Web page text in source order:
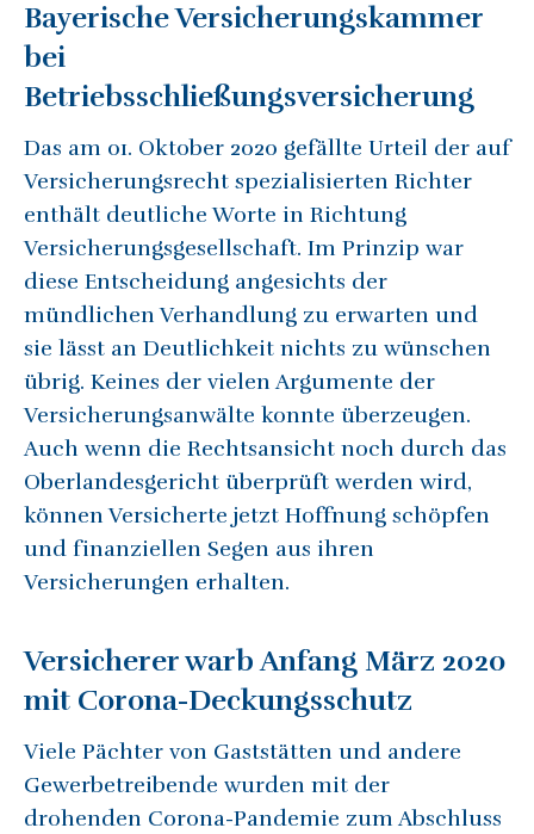
Bayerische Versicherungskammer
bei
Betriebsschließungsversicherung
Das am 01. Oktober 2020 gefällte Urteil der auf
Versicherungsrecht spezialisierten Richter
enthält deutliche Worte in Richtung
Versicherungsgesellschaft. Im Prinzip war
diese Entscheidung angesichts der
mündlichen Verhandlung zu erwarten und
sie lässt an Deutlichkeit nichts zu wünschen
übrig. Keines der vielen Argumente der
Versicherungsanwälte konnte überzeugen.
Auch wenn die Rechtsansicht noch durch das
Oberlandesgericht überprüft werden wird,
können Versicherte jetzt Hoffnung schöpfen
und finanziellen Segen aus ihren
Versicherungen erhalten.
Versicherer warb Anfang März 2020
mit Corona-Deckungsschutz
Viele Pächter von Gaststätten und andere
Gewerbetreibende wurden mit der
drohenden Corona-Pandemie zum Abschluss